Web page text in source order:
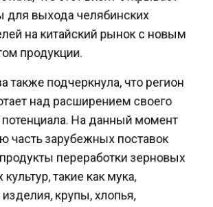
для выхода челябинских
на китайский рынок с новым
продукции.
также подчеркнула, что регион
над расширением своего
потенциала. На данный момент
часть зарубежных поставок
переработки зерновых
такие как мука,
крупы, хлопья,